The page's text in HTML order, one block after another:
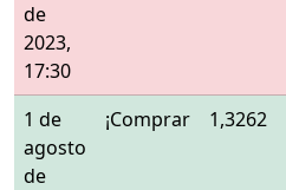
de
2023,
17:30
1 de
agosto
de
¡Comprar 1,3262